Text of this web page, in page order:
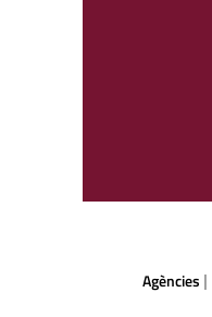
Agències |